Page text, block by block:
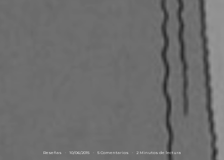
Reseñas · 10/06/2015 · 5 Comentarios · 2 Minutos de lectura